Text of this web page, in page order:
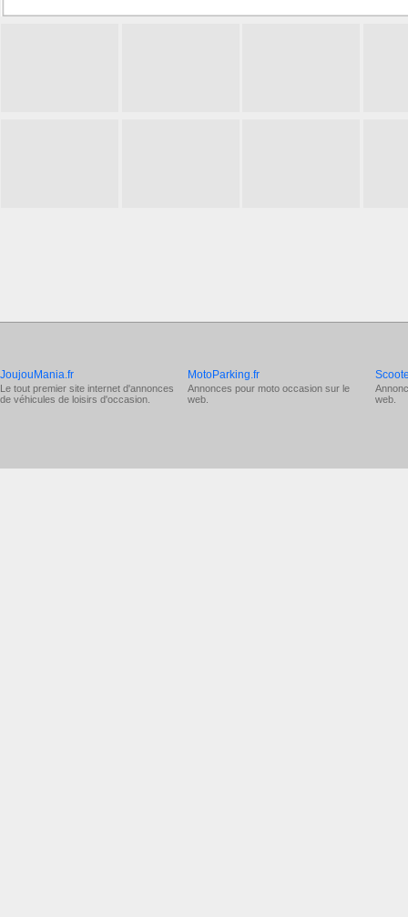
JoujouMania.fr
Le tout premier site internet d'annonces
de véhicules de loisirs d'occasion.
MotoParking.fr
Annonces pour moto occasion sur le
web.
web.